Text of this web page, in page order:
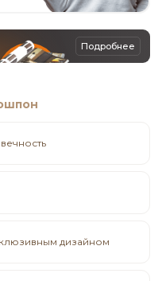
Подробнее
дизайном